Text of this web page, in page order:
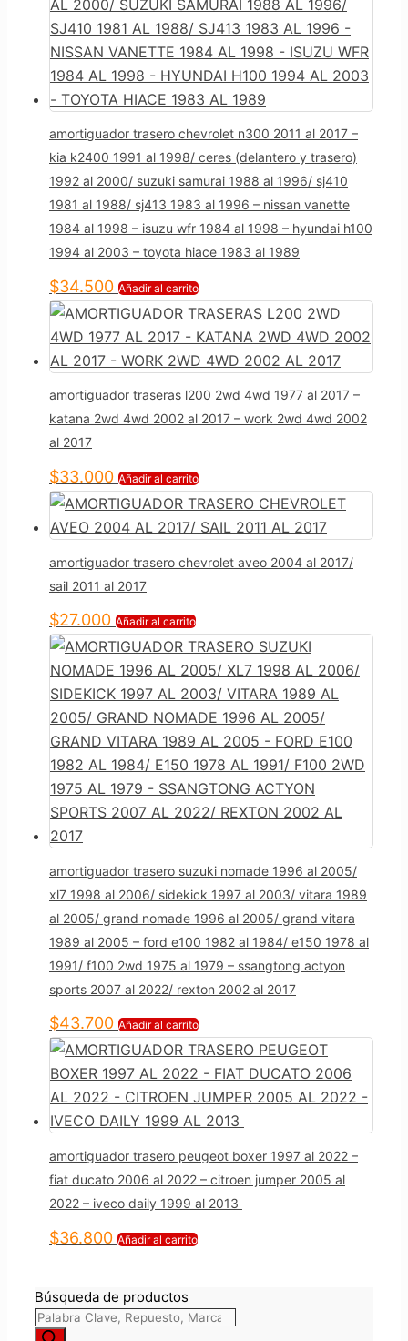
amortiguador trasero chevrolet n300 2011 al 2017 –
kia k2400 1991 al 1998/ ceres (delantero y trasero)
1992 al 2000/ suzuki samurai 1988 al 1996/ sj410
1981 al 1988/ sj413 1983 al 1996 – nissan vanette
1984 al 1998 – isuzu wfr 1984 al 1998 – hyundai h100
1994 al 2003 – toyota hiace 1983 al 1989
$34.500 Añadir al carrito
amortiguador traseras l200 2wd 4wd 1977 al 2017 –
katana 2wd 4wd 2002 al 2017 – work 2wd 4wd 2002
al 2017
$33.000 Añadir al carrito
amortiguador trasero chevrolet aveo 2004 al 2017/
sail 2011 al 2017
$27.000 Añadir al carrito
amortiguador trasero suzuki nomade 1996 al 2005/
xl7 1998 al 2006/ sidekick 1997 al 2003/ vitara 1989
al 2005/ grand nomade 1996 al 2005/ grand vitara
1989 al 2005 – ford e100 1982 al 1984/ e150 1978 al
1991/ f100 2wd 1975 al 1979 – ssangtong actyon
sports 2007 al 2022/ rexton 2002 al 2017
$43.700 Añadir al carrito
amortiguador trasero peugeot boxer 1997 al 2022 –
fiat ducato 2006 al 2022 – citroen jumper 2005 al
2022 – iveco daily 1999 al 2013
$36.800 Añadir al carrito
Búsqueda de productos